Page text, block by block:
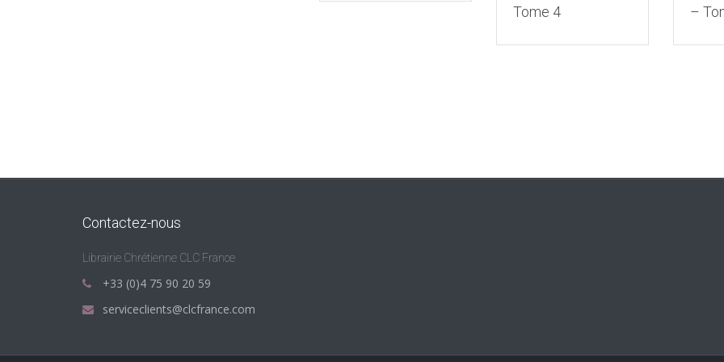
Tome 4
–
Contactez-nous
Librairie Chrétienne CLC France
+33 (0)4 75 90 20 59
serviceclients@clcfrance.com